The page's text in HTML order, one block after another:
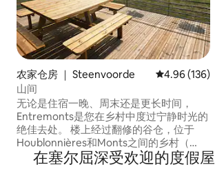
农家仓房 ｜ Steenvoorde 平均评分
4.96 (136)
山间
无论是住宿一晚、周末还是更长时间，
Entremonts是您在乡村中度过宁静时光的
绝佳去处。 楼上经过翻修的谷仓，位于
Houblonnières和Monts之间的乡村（
Mont Cassel、Mont des Cats、Mont des
Récollets、Mont des Noir、Mont
在塞尔屈深受欢迎的度假